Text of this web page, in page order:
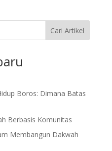
Cari Artikel
Boros: Dimana Batas
Berbasis Komunitas
Membangun Dakwah